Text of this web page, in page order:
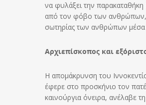
να φυλάξει την
από τον φόβο των ανθρώπων,
σωτηρίας των ανθρώπων μέσα
Αρχιεπίσκοπος και
Η απομάκρυνση του
έφερε στο προσκήνιο τον
καινούργια όνειρα, ανέλαβε